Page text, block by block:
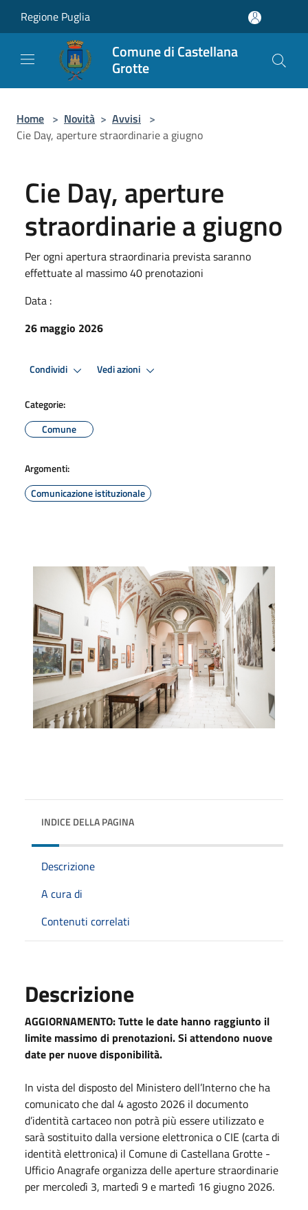
Regione Puglia
Comune di Castellana
Grotte
Home > Novità > Avvisi >
Cie Day, aperture straordinarie a giugno
Cie Day, aperture
straordinarie a giugno
Per ogni apertura straordinaria prevista saranno
effettuate al massimo 40 prenotazioni
Data :
26 maggio 2026
Condividi Vedi azioni
Categorie:
Comune
Argomenti:
Comunicazione istituzionale
INDICE DELLA PAGINA
Descrizione
A cura di
Contenuti correlati
Descrizione
AGGIORNAMENTO: Tutte le date hanno raggiunto il
limite massimo di prenotazioni. Si attendono nuove
date per nuove disponibilità.
In vista del disposto del Ministero dell’Interno che ha
comunicato che dal 4 agosto 2026 il documento
d’identità cartaceo non potrà più essere utilizzato e
sarà sostituito dalla versione elettronica o CIE (carta di
identità elettronica) il Comune di Castellana Grotte -
Ufficio Anagrafe organizza delle aperture straordinarie
per mercoledì 3, martedì 9 e martedì 16 giugno 2026.